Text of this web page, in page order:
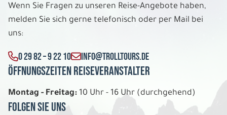
8 Tage
Kilts, Whisky und Flair
Hotels der 3 Sterne Kategorie
Doppelzimmer
P.P. AB 978 €
Wenn Sie Fragen zu unseren Reise-Angebote haben,
melden Sie sich gerne telefonisch oder per Mail bei
uns:
0 29 82 – 9 22 10 INFO@TROLLTOURS.DE
Öffnungszeiten Reiseveranstalter
Montag - Freitag: 10 Uhr - 16 Uhr (durchgehend)
Folgen Sie uns